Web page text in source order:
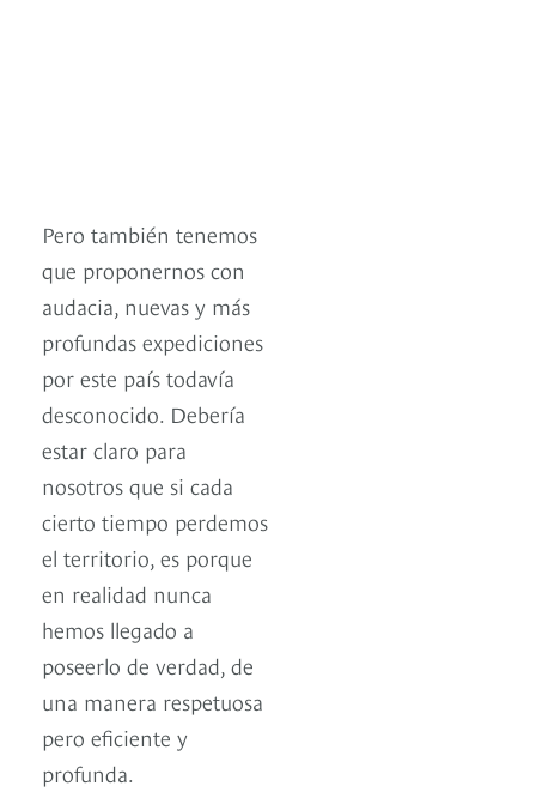
Pero también tenemos
que proponernos con
audacia, nuevas y más
profundas expediciones
por este país todavía
desconocido. Debería
estar claro para
nosotros que si cada
cierto tiempo perdemos
el territorio, es porque
en realidad nunca
hemos llegado a
poseerlo de verdad, de
una manera respetuosa
pero eficiente y
profunda.